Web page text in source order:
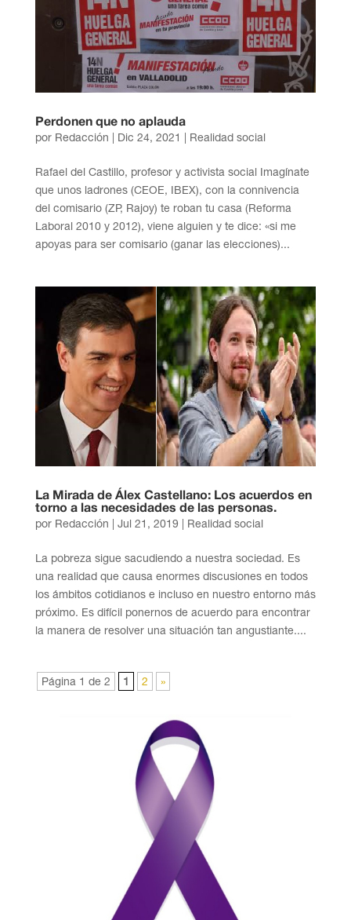
Perdonen que no aplauda
por Redacción Dic 24, 2021 Realidad social
Rafael del Castillo, profesor y activista social Imagínate
que unos ladrones (CEOE, IBEX), con la connivencia
del comisario (ZP, Rajoy) te roban tu casa (Reforma
Laboral 2010 y 2012), viene alguien y te dice: «si me
apoyas para ser comisario (ganar las elecciones)...
La Mirada de Álex Castellano: Los acuerdos en
torno a las necesidades de las personas.
por Redacción Jul 21, 2019 Realidad social
La pobreza sigue sacudiendo a nuestra sociedad. Es
una realidad que causa enormes discusiones en todos
los ámbitos cotidianos e incluso en nuestro entorno más
próximo. Es difícil ponernos de acuerdo para encontrar
la manera de resolver una situación tan angustiante....
Página 1 de 2 1 2 »